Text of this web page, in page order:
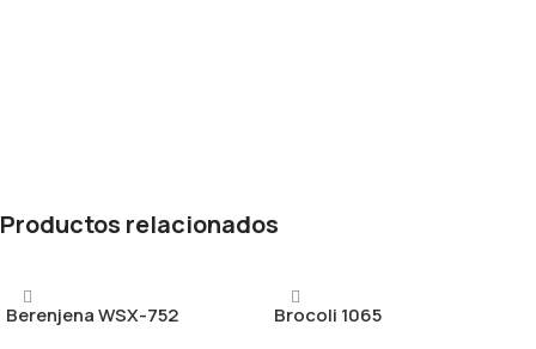
Productos relacionados
Berenjena WSX-752
Brocoli 1065